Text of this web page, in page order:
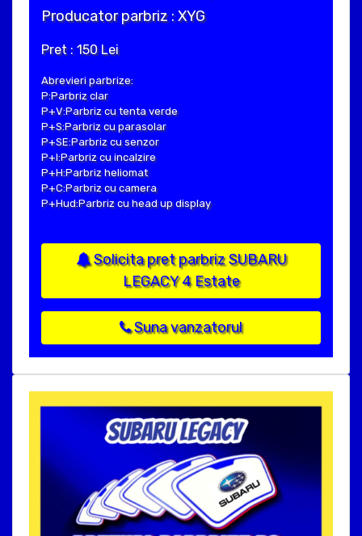
Producator parbriz : XYG
Pret : 150 Lei
Abrevieri parbrize:
P:Parbriz clar
P+V:Parbriz cu tenta verde
P+S:Parbriz cu parasolar
P+SE:Parbriz cu senzor
P+I:Parbriz cu incalzire
P+H:Parbriz heliomat
P+C:Parbriz cu camera
P+Hud:Parbriz cu head up display
Solicita pret parbriz SUBARU
LEGACY 4 Estate
Suna vanzatorul